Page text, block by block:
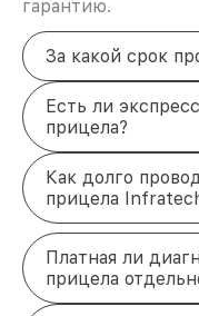
гарантию.
За какой срок
Есть ли
прицела?
Как долго
прицела
Платная ли
прицела